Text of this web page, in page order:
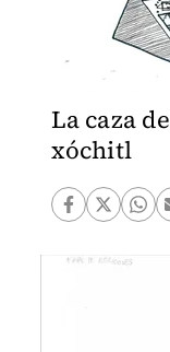
La caza de
xóchitl